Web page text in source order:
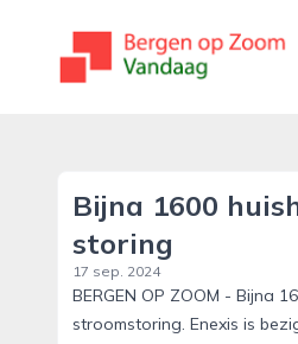
bergenopzoomvandaag.nl
Bijna 1600
storing
17 sep. 2024
BERGEN OP ZOOM - Bijna
stroomstoring. Enexis is